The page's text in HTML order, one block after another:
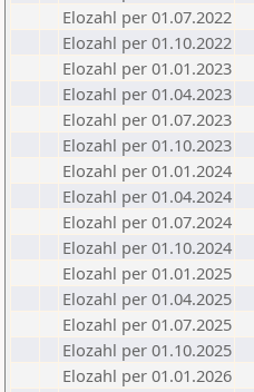
Elozahl per 01.07.2022
Elozahl per 01.10.2022
Elozahl per 01.01.2023
Elozahl per 01.04.2023
Elozahl per 01.07.2023
Elozahl per 01.10.2023
Elozahl per 01.01.2024
Elozahl per 01.04.2024
Elozahl per 01.07.2024
Elozahl per 01.10.2024
Elozahl per 01.01.2025
Elozahl per 01.04.2025
Elozahl per 01.07.2025
Elozahl per 01.10.2025
Elozahl per 01.01.2026